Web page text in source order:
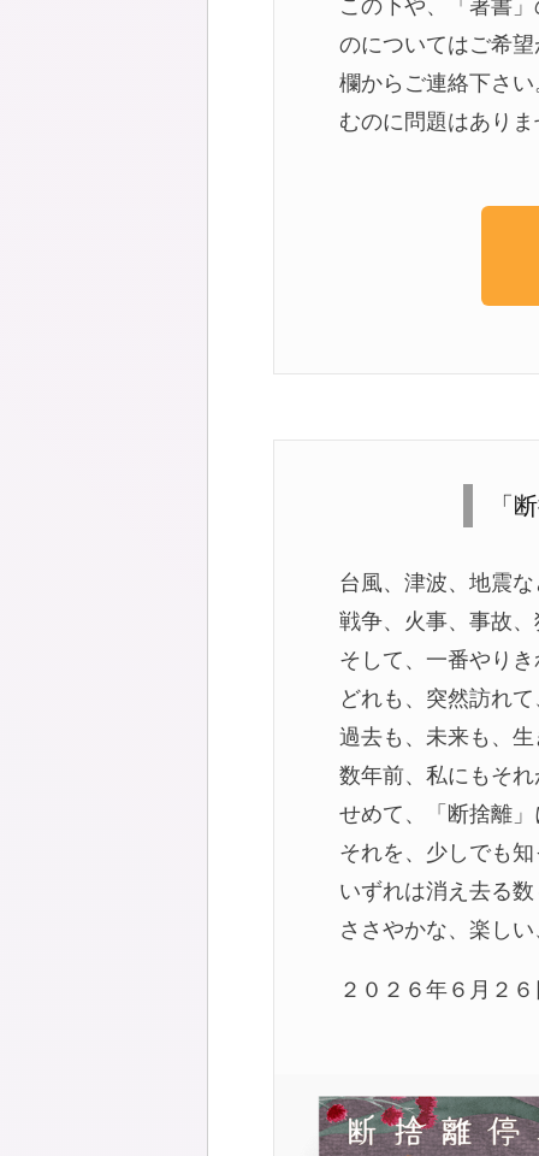
この下や、「著書
のについてはご希
欄からご連絡下さ
むのに問題はあり
「
台風、津波、地震
戦争、火事、事故
そして、一番やり
どれも、突然訪れ
過去も、未来も、
数年前、私にもそ
せめて、「断捨離
それを、少しでも
いずれは消え去る
ささやかな、楽し
２０２６年６月２６